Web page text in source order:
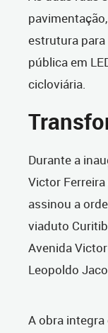
estrutura
pública em
cicloviária.
Durante a
Victor
assinou a
viaduto
Avenida
Leopoldo
A obra integra